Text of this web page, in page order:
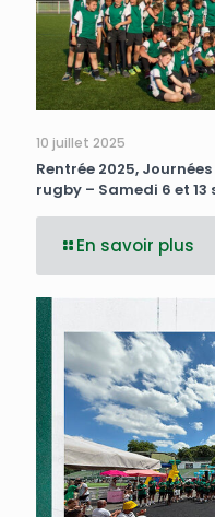
10 juillet 2025
Rentrée 2025,
rugby – Samedi 6 et 13
En savoir plus